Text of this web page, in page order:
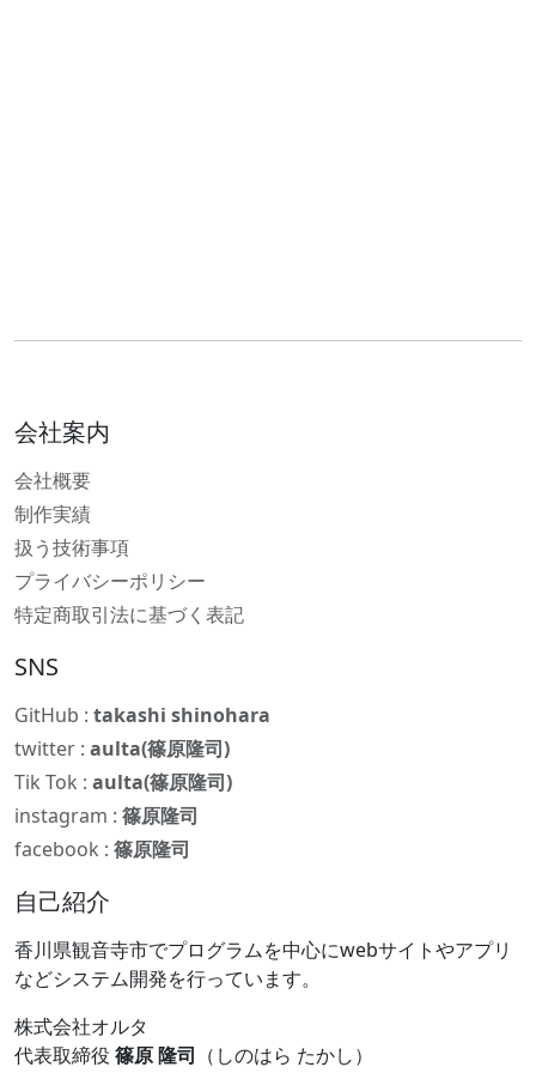
会社案内
会社概要
制作実績
扱う技術事項
プライバシーポリシー
特定商取引法に基づく表記
SNS
GitHub : takashi shinohara
twitter : aulta(篠原隆司)
Tik Tok : aulta(篠原隆司)
instagram : 篠原隆司
facebook : 篠原隆司
自己紹介
香川県観音寺市でプログラムを中心にwebサイトやアプリ
などシステム開発を行っています。
株式会社オルタ
代表取締役 篠原 隆司 （しのはら たかし）